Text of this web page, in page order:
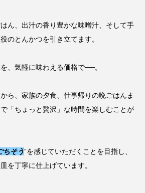
ん、出汁の香り豊かな味噌汁、そして手
のとんかつを引き立てます。
、気軽に味わえる価格で──。
ら、家族の夕食、仕事帰りの晩ごはんま
「ちょっと贅沢」な時間を楽しむことが
ちそう”を感じていただくことを目指し、
を丁寧に仕上げています。